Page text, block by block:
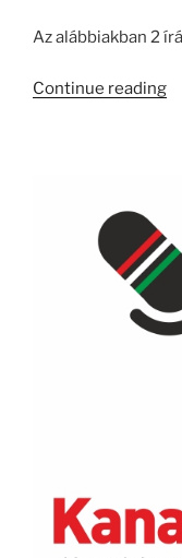
Az alábbiakban 2
Continue reading